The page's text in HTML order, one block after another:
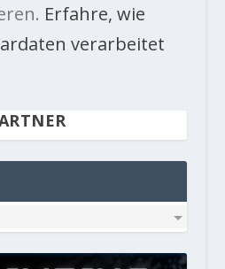
Erfahre, wie
verarbeitet